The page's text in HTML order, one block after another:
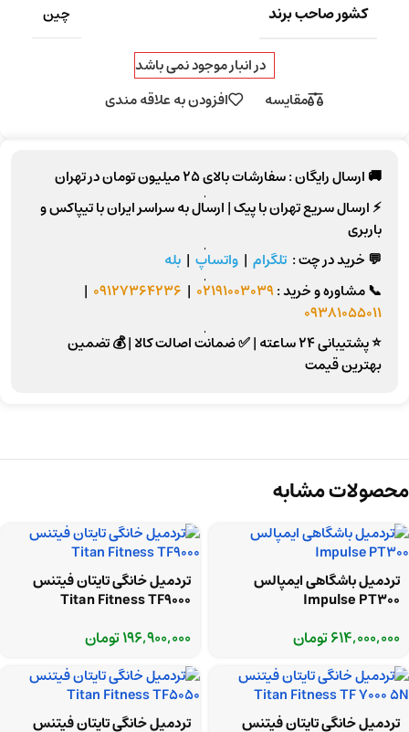
کشور صاحب برند چین
در انبار موجود نمی باشد
مقایسه
افزودن به علاقه مندی
🚚 ارسال رایگان :سفارشات بالای25 میلیون تومان
در تهران
⚡ارسال سریع تهرانبا پیک |ارسال به سراسر ایرانبا تیپاکس و
باربری
💬 خرید در چت : تلگرام | واتساپ | بله
📞مشاوره و خرید :02191003039
|
09127364236
|
09381055011
⭐ پشتیبانی 24 ساعته
|✅ ضمانت اصالت کالا|💰 تضمین
بهترین قیمت
محصولات مشابه
تردمیل باشگاهی ایمپالس
Impulse PT300
614,000,000تومان
تردمیل خانگی تایتان فیتنس
Titan Fitness TF9000
196,900,000تومان
تردمیل خانگی تایتان فیتنس تردمیل خانگی تایتان فیتنس